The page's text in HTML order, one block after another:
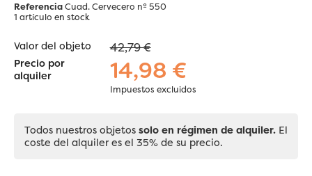
ReferenciaCuad. Cervecero nº 550
1 artículo en stock
Valor del objeto 42,79 €
Precio por
alquiler
14,98 €
Impuestos excluidos
Todos nuestros objetos solo en régimen de alquiler. El
coste del alquiler es el 35% de su precio.